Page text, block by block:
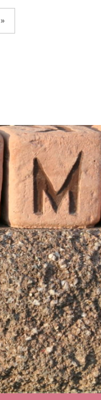
»